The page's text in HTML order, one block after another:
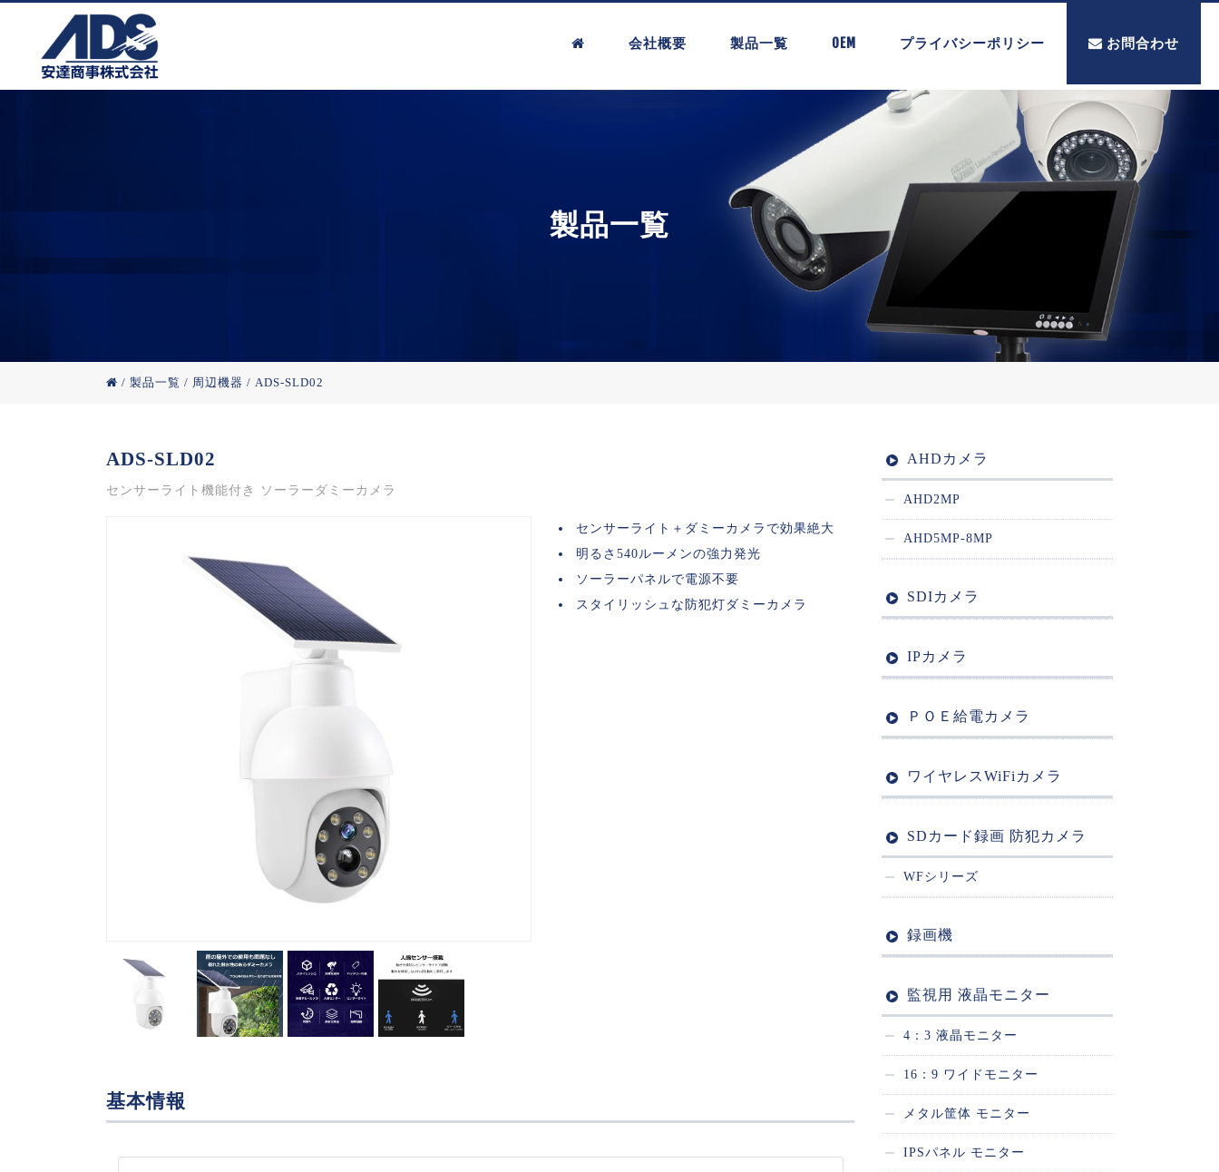
会社概要 製品一覧 OEM プライバシーポリシー お問合わせ
製品一覧
/ 製品一覧 / 周辺機器 / ADS-SLD02
ADS-SLD02
センサーライト機能付き ソーラーダミーカメラ
センサーライト＋ダミーカメラで効果絶大
明るさ540ルーメンの強力発光
ソーラーパネルで電源不要
スタイリッシュな防犯灯ダミーカメラ
基本情報
AHDカメラ
AHD2MP
AHD5MP-8MP
SDIカメラ
IPカメラ
ＰＯＥ給電カメラ
ワイヤレスWiFiカメラ
SDカード録画 防犯カメラ
WFシリーズ
録画機
監視用 液晶モニター
4：3 液晶モニター
16：9 ワイドモニター
メタル筐体 モニター
IPSパネル モニター